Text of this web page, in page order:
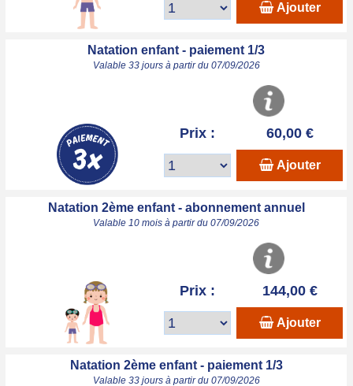
Ajouter
Natation enfant - paiement 1/3
Valable 33 jours à partir du 07/09/2026
Prix : 60,00 €
Ajouter
Natation 2ème enfant - abonnement annuel
Valable 10 mois à partir du 07/09/2026
Prix : 144,00 €
Ajouter
Natation 2ème enfant - paiement 1/3
Valable 33 jours à partir du 07/09/2026